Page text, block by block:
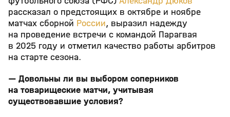
рассказал о предстоящих в октябре и ноябре
матчах сборной России, выразил надежду
на проведение встречи с командой Парагвая
в 2025 году и отметил качество работы арбитров
на старте сезона.
— Довольны ли вы выбором соперников
на товарищеские матчи, учитывая
существовавшие условия?